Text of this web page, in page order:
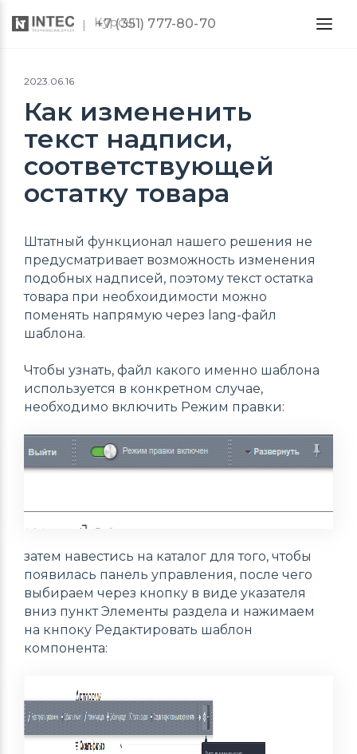
Курсы
+7 (351) 777-80-70
2023.06.16
Как измененить
текст надписи,
соответствующей
остатку товара
Штатный функционал нашего решения не
предусматривает возможность изменения
подобных надписей, поэтому текст остатка
товара при необхоидимости можно
поменять напрямую через lang-файл
шаблона.
Чтобы узнать, файл какого именно шаблона
используется в конкретном случае,
необходимо включить Режим правки:
затем навестись на каталог для того, чтобы
появилась панель управления, после чего
выбираем через кнопку в виде указателя
вниз пунктЭлементы раздела и нажимаем
на кнпоку Редактировать шаблон
компонента: